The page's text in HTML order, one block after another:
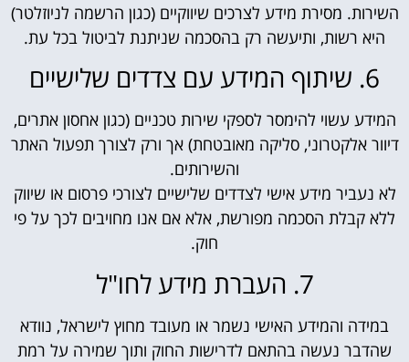
השירות. מסירת מידע לצרכים שיווקיים (כגון הרשמה לניוזלטר)
היא רשות, ותיעשה רק בהסכמה שניתנת לביטול בכל עת.
6. שיתוף המידע עם צדדים שלישיים
המידע עשוי להימסר לספקי שירות טכניים (כגון אחסון אתרים,
דיוור אלקטרוני, סליקה מאובטחת) אך ורק לצורך תפעול האתר
והשירותים.
לא נעביר מידע אישי לצדדים שלישיים לצורכי פרסום או שיווק
ללא קבלת הסכמה מפורשת, אלא אם אנו מחויבים לכך על פי
חוק.
7. העברת מידע לחו"ל
במידה והמידע האישי נשמר או מעובד מחוץ לישראל, נוודא
שהדבר נעשה בהתאם לדרישות החוק ותוך שמירה על רמת